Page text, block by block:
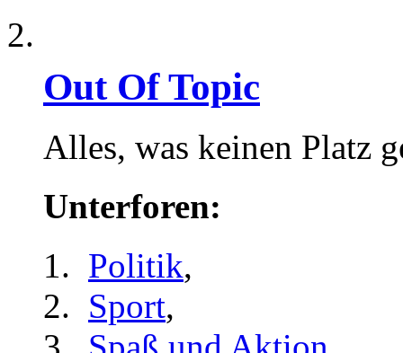
Out Of Topic
Alles, was keinen Platz
Unterforen:
Politik,
Sport,